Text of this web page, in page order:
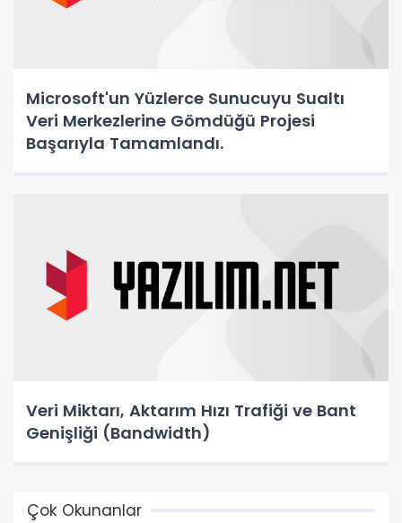
Microsoft'un Yüzlerce Sunucuyu Sualtı
Veri Merkezlerine Gömdüğü Projesi
Başarıyla Tamamlandı.
Veri Miktarı, Aktarım Hızı Trafiği ve Bant
Genişliği (Bandwidth)
Çok Okunanlar